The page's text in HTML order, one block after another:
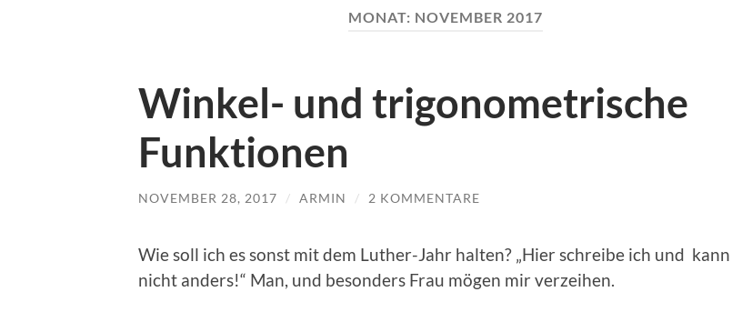
MONAT: NOVEMBER 2017
Winkel- und trigonometrische
Funktionen
NOVEMBER 28, 2017 / ARMIN / 2 KOMMENTARE
Wie soll ich es sonst mit dem Luther-Jahr halten? „Hier schreibe ich und kann
nicht anders!“ Man, und besonders Frau mögen mir verzeihen.